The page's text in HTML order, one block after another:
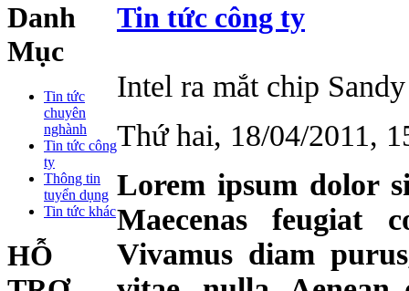
Danh
Mục
Tin tức
chuyên
nghành
Tin tức công
ty
Thông tin
tuyển dụng
Tin tức khác
HỖ
Tin tức công ty
Intel ra mắt chip
Thứ hai, 18/04/2011,
Lorem ipsum dolor
Maecenas feugiat
Vivamus diam